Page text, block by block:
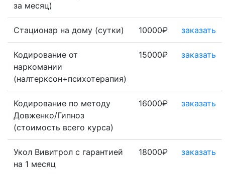
за месяц)
Стационар на дому (сутки) 10000₽ заказать
Кодирование от
наркомании
(налтерксон+психотерапия)
15000₽ заказать
Кодирование по методу
Довженко/Гипноз
(стоимость всего курса)
16000₽ заказать
Укол Вивитрол с гарантией
на 1 месяц
18000₽ заказать